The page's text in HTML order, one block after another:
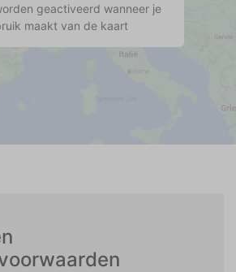
geactiveerd wanneer je
maakt van de kaart